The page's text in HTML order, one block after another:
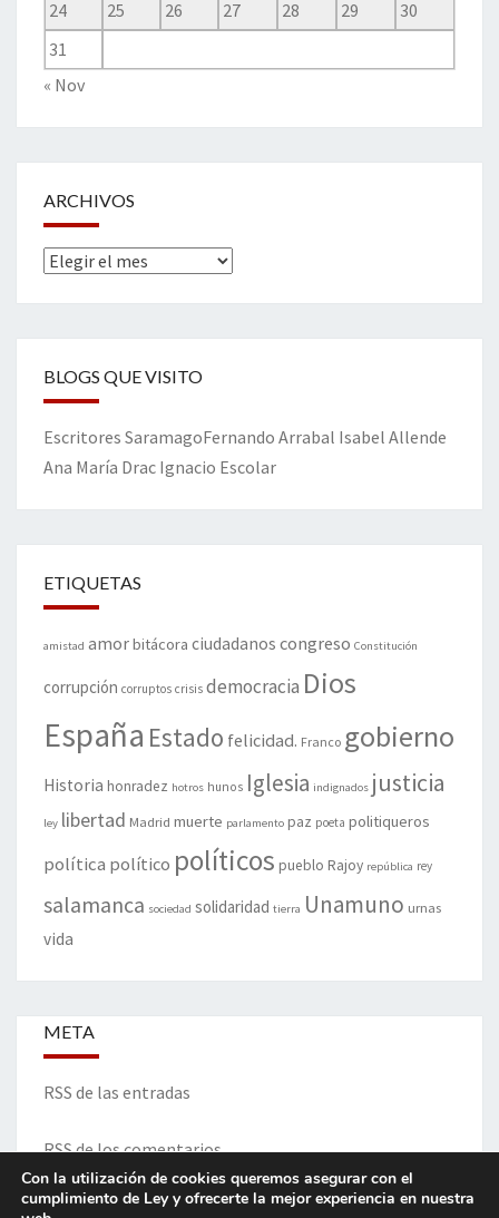
24
25 26 27 28 29
30
31
« Nov
ARCHIVOS
Archivos
BLOGS QUE VISITO
Escritores SaramagoFernando Arrabal Isabel Allende
Ana María Drac Ignacio Escolar
ETIQUETAS
amistad amorbitácora ciudadanos congreso Constitución
corrupción corruptos crisis democracia Dios
España Estado felicidad. Franco gobierno
Historia honradez hotros hunos Iglesia indignados justicia
ley libertad Madrid muerte parlamento paz poeta politiqueros
política político políticos pueblo Rajoy república rey
salamanca sociedad solidaridad tierra Unamuno urnas
vida
META
RSS de las entradas
RSS de los comentarios
Con la utilización de cookies queremos asegurar con el
cumplimiento de Ley y ofrecerte la mejor experiencia en nuestra